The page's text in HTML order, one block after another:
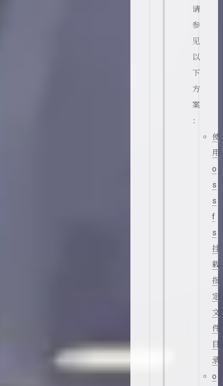
请
参
见
以
下
方
案
：
使
用
o
s
s
f
s
挂
载
指
定
文
件
目
录
o